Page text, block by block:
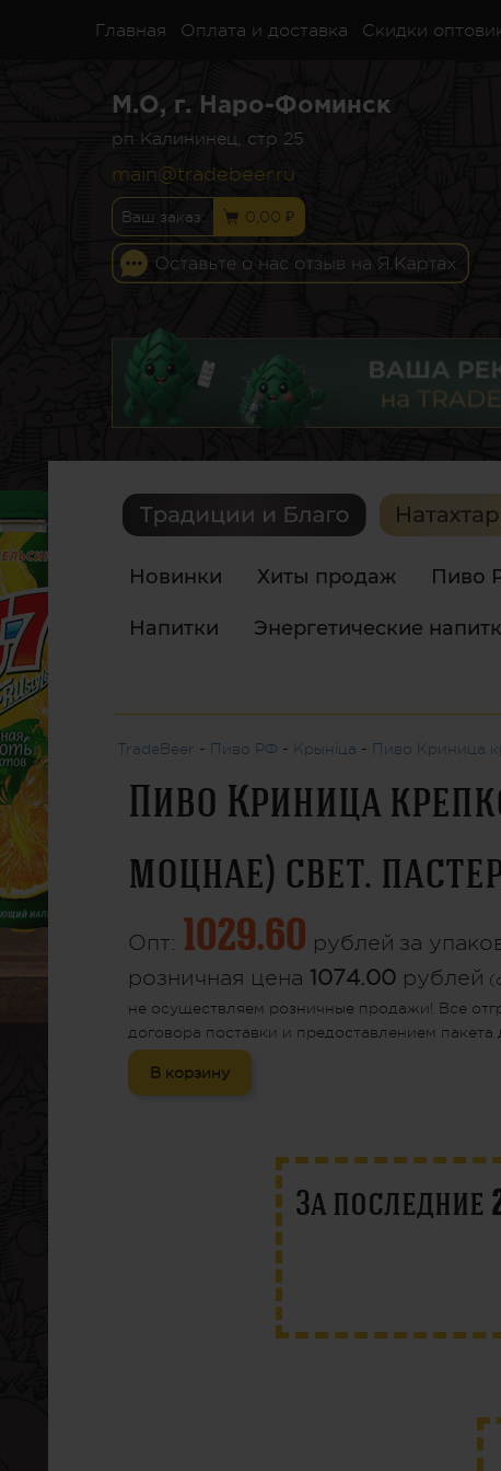
Главная Оплата и доставка Скидки
М.О, г. Наро-Фоминск
рп Калининец, стр 25
main@tradebeer.ru
Ваш заказ: 0,00 ₽
Новинки Хиты продаж Пиво
Напитки Энергетические
TradeBeer - Пиво РФ - Крынiца - Пиво Криница
Пиво Криница
моцнае) свет.
Опт: 1029.60 рублей за
розничная цена 1074.00 рублей
не осуществляем розничные продажи! Все
договора поставки и предоставлением пакета
В корзину
За последние